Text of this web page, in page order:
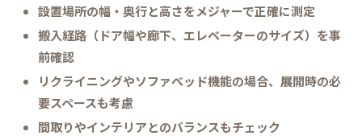
設置場所の幅・奥行と高さをメジャーで正確に測定
搬入経路（ドア幅や廊下、エレベーターのサイズ）を事
前確認
リクライニングやソファベッド機能の場合、展開時の必
要スペースも考慮
間取りやインテリアとのバランスもチェック